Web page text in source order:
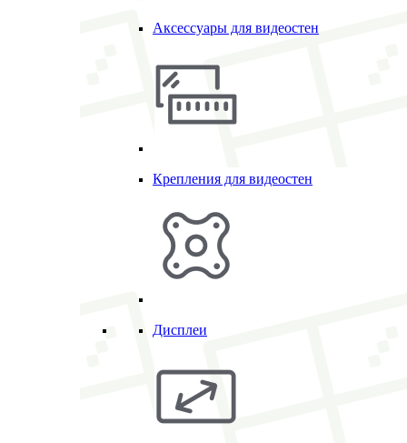
Аксессуары для видеостен
Крепления для видеостен
Дисплеи